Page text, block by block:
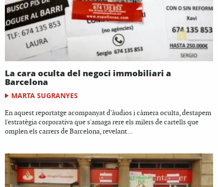
La cara oculta del negoci immobiliari a
Barcelona
MARTA SUGRANYES
En aquest reportatge acompanyat d'àudios i càmera oculta, destapem
l'estratègia corporativa que s'amaga rere els milers de cartells que
omplen els carrers de Barcelona, revelant...